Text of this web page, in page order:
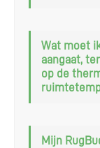
Wat moet
aangaat,
op de
Mijn